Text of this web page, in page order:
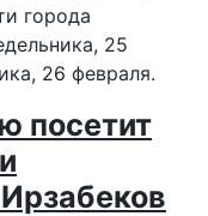
города
25
26 февраля.
посетит